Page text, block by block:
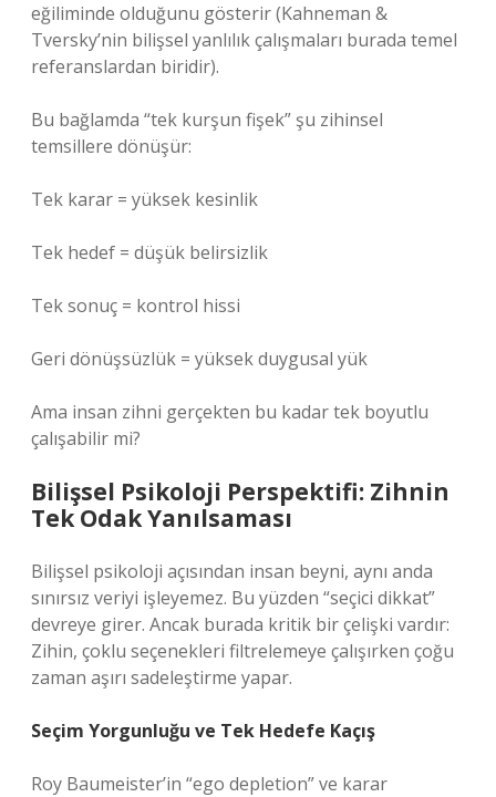
eğiliminde olduğunu gösterir (Kahneman &
Tversky’nin bilişsel yanlılık çalışmaları burada temel
referanslardan biridir).
Bu bağlamda “tek kurşun fişek” şu zihinsel
temsillere dönüşür:
Tek karar = yüksek kesinlik
Tek hedef = düşük belirsizlik
Tek sonuç = kontrol hissi
Geri dönüşsüzlük = yüksek duygusal yük
Ama insan zihni gerçekten bu kadar tek boyutlu
çalışabilir mi?
Bilişsel Psikoloji Perspektifi: Zihnin
Tek Odak Yanılsaması
Bilişsel psikoloji açısından insan beyni, aynı anda
sınırsız veriyi işleyemez. Bu yüzden “seçici dikkat”
devreye girer. Ancak burada kritik bir çelişki vardır:
Zihin, çoklu seçenekleri filtrelemeye çalışırken çoğu
zaman aşırı sadeleştirme yapar.
Seçim Yorgunluğu ve Tek Hedefe Kaçış
Roy Baumeister’in “ego depletion” ve karar